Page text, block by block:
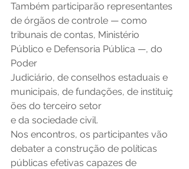
Também participarão representantes
de órgãos de controle — como
tribunais de contas, Ministério
Público e Defensoria Pública —, do
Poder
Judiciário, de conselhos estaduais e
municipais, de fundações, de instituiç
ões do terceiro setor
e da sociedade civil.
Nos encontros, os participantes vão
debater a construção de políticas
públicas efetivas capazes de